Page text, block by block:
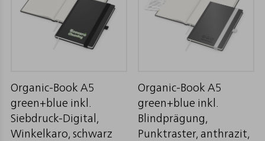
Organic-Book A5
green+blue inkl.
Siebdruck-Digital,
Winkelkaro, schwarz
Organic-Book A5
green+blue inkl.
Blindprägung,
Punktraster, anthrazit,